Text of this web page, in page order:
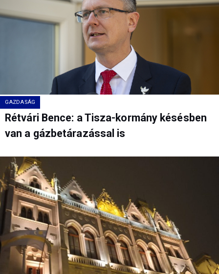
GAZDASÁG
Rétvári Bence: a Tisza-kormány késésben
van a gázbetárazással is